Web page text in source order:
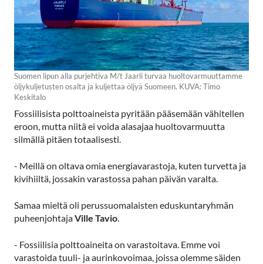
Suomen lipun alla purjehtiva M/t Jaarli turvaa huoltovarmuuttamme
öljykuljetusten osalta ja kuljettaa öljyä Suomeen. KUVA: Timo
Keskitalo
Fossiilisista polttoaineista pyritään pääsemään vähitellen
eroon, mutta niitä ei voida alasajaa huoltovarmuutta
silmällä pitäen totaalisesti.
- Meillä on oltava omia energiavarastoja, kuten turvetta ja
kivihiiltä, jossakin varastossa pahan päivän varalta.
Samaa mieltä oli perussuomalaisten eduskuntaryhmän
puheenjohtajaVille Tavio.
- Fossiilisia polttoaineita on varastoitava. Emme voi
varastoida tuuli- ja aurinkovoimaa, joissa olemme säiden